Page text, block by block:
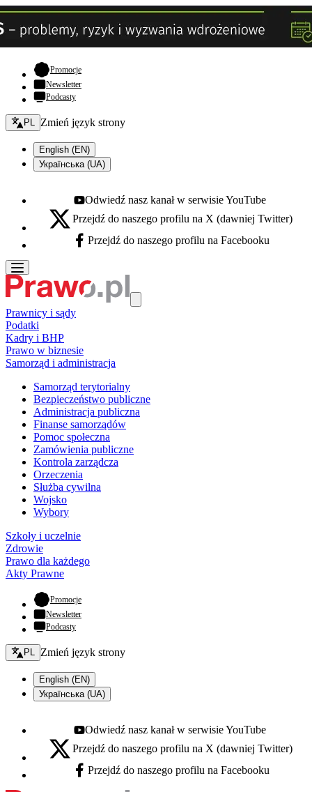
Promocje- otwiera się w nowej karcie
Newsletter
Podcasty
Zmień język - bieżący:
PL Zmień język strony
English (EN)
Українська (UA)
Youtube - otwiera się w nowej karcie
Odwiedź nasz kanał w serwisie YouTube
X - otwiera się w nowej karcie
Przejdź do naszego profilu na X (dawniej Twitter)
Facebook - otwiera się w nowej karcie
Przejdź do naszego profilu na Facebooku
Prawnicy i sądy
Podatki
Kadry i BHP
Prawo w biznesie
Samorząd i administracja
Samorząd terytorialny
Bezpieczeństwo publiczne
Administracja publiczna
Finanse samorządów
Pomoc społeczna
Zamówienia publiczne
Kontrola zarządcza
Orzeczenia
Służba cywilna
Wojsko
Wybory
Szkoły i uczelnie
Zdrowie
Prawo dla każdego
Akty Prawne
Promocje- otwiera się w nowej karcie
Newsletter
Podcasty
Zmień język - bieżący:
PL Zmień język strony
English (EN)
Українська (UA)
Youtube - otwiera się w nowej karcie
Odwiedź nasz kanał w serwisie YouTube
X - otwiera się w nowej karcie
Przejdź do naszego profilu na X (dawniej Twitter)
Facebook - otwiera się w nowej karcie
Przejdź do naszego profilu na Facebooku